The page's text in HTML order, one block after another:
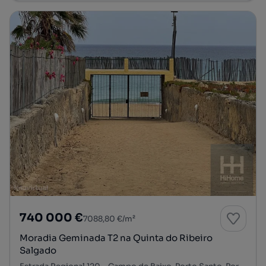
740 000 €7088,80 €/m²
Moradia Geminada T2 na Quinta do Ribeiro
Salgado